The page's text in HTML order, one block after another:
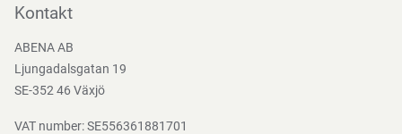
Bli kund
Nedladdningar
Kontakt
ABENA AB
Ljungadalsgatan 19
SE-352 46 Växjö
VAT number: SE556361881701